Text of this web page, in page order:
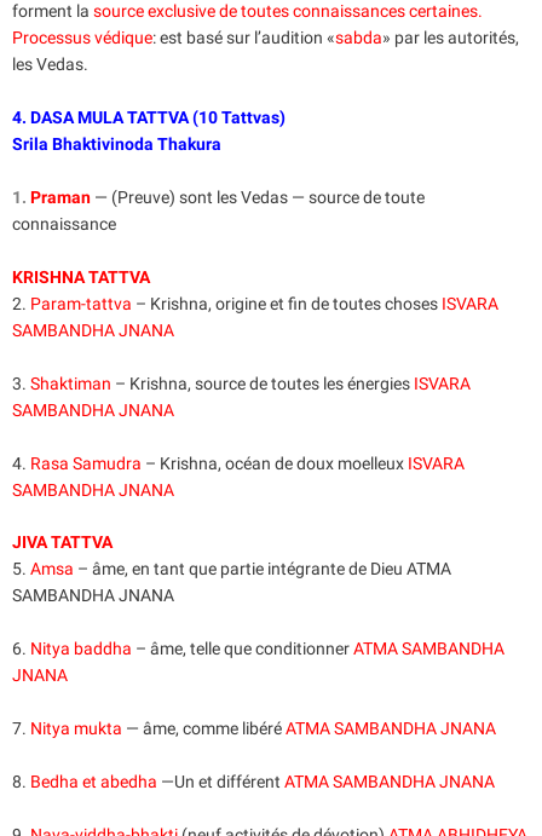
forment la source exclusive de toutes connaissances certaines.
Processus védique: est basé sur l’audition «sabda» par les autorités,
les Vedas.
4. DASA MULA TATTVA (10 Tattvas)
Srila Bhaktivinoda Thakura
1. Praman — (Preuve) sont les Vedas — source de toute
connaissance
KRISHNA TATTVA
2. Param-tattva – Krishna, origine et fin de toutes choses ISVARA
SAMBANDHA JNANA
3. Shaktiman – Krishna, source de toutes les énergies ISVARA
SAMBANDHA JNANA
4. Rasa Samudra – Krishna, océan de doux moelleux ISVARA
SAMBANDHA JNANA
JIVA TATTVA
5. Amsa – âme, en tant que partie intégrante de Dieu ATMA
SAMBANDHA JNANA
6. Nitya baddha – âme, telle que conditionnerATMA SAMBANDHA
JNANA
7. Nitya mukta — âme, comme libéréATMA SAMBANDHA JNANA
8. Bedha et abedha —Un et différent ATMA SAMBANDHA JNANA